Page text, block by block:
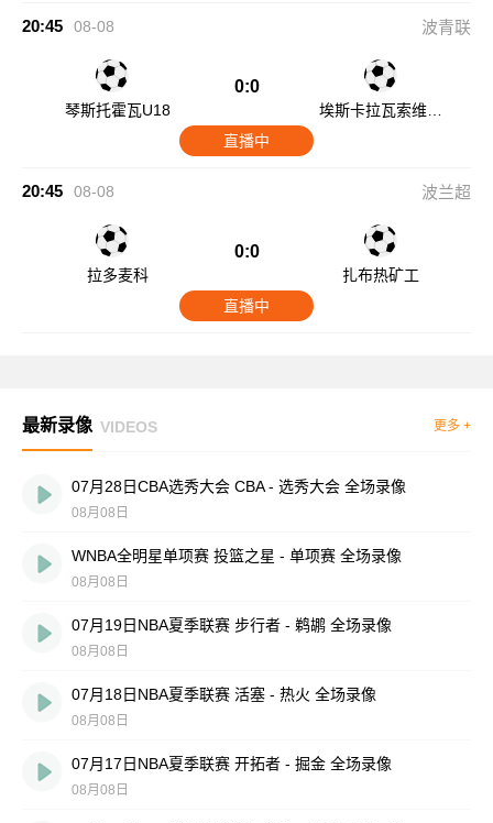
20:45 08-08 波青联
琴斯托霍瓦U18
0:0
埃斯卡拉瓦索维亚
直播中
20:45 08-08 波兰超
拉多麦科
0:0
扎布热矿工
直播中
最新录像 VIDEOS 更多 +
07月28日CBA选秀大会 CBA - 选秀大会 全场录像
08月08日
WNBA全明星单项赛 投篮之星 - 单项赛 全场录像
08月08日
07月19日NBA夏季联赛 步行者 - 鹈鹕 全场录像
08月08日
07月18日NBA夏季联赛 活塞 - 热火 全场录像
08月08日
07月17日NBA夏季联赛 开拓者 - 掘金 全场录像
08月08日